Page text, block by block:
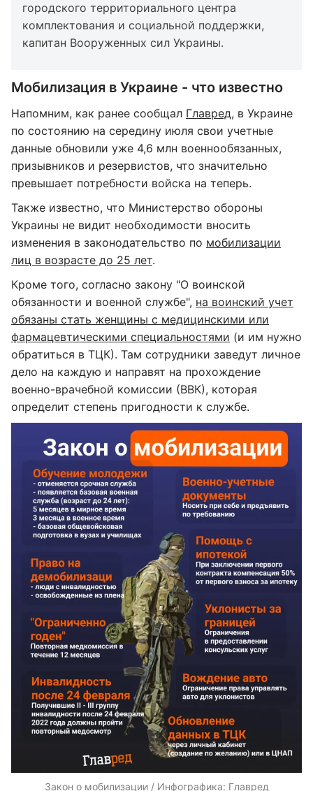
городского территориального центра
комплектования и социальной поддержки,
капитан Вооруженных сил Украины.
Мобилизация в Украине - что известно
Напомним, как ранее сообщал Главред, в Украине
по состоянию на середину июля свои учетные
данные обновили уже 4,6 млн военнообязанных,
призывников и резервистов, что значительно
превышает потребности войска на теперь.
Также известно, что Министерство обороны
Украины не видит необходимости вносить
изменения в законодательство по мобилизации
лиц в возрасте до 25 лет.
Кроме того, согласно закону "О воинской
обязанности и военной службе", на воинский учет
обязаны стать женщины с медицинскими или
фармацевтическими специальностями (и им нужно
обратиться в ТЦК). Там сотрудники заведут личное
дело на каждую и направят на прохождение
военно-врачебной комиссии (ВВК), которая
определит степень пригодности к службе.
Закон о мобилизации / Инфографика: Главред